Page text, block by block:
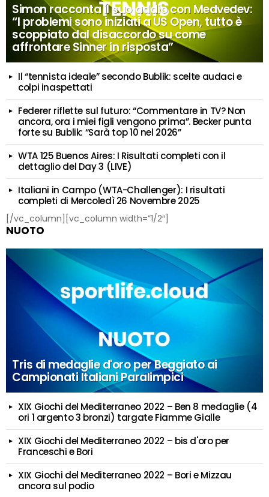
Simon racconta il suo addio con Medvedev:
“I problemi sono iniziati a US Open, tutto è
scoppiato dal disaccordo su come
affrontare Sinner in risposta”
Il “tennista ideale” secondo Bublik: scelte audaci e
colpi inaspettati
Federer riflette sul futuro: “Commentare in TV? Non
ancora, ora i miei figli vengono prima”. Becker punta
forte su Bublik: “Sarà top 10 nel 2026”
WTA 125 Buenos Aires: I Risultati completi con il
dettaglio del Day 3 (LIVE)
Italiani in Campo (WTA-Challenger): I risultati
completi di Mercoledì 26 Novembre 2025
[/vc_column][vc_column width=”1/2″]
NUOTO
Tris di medaglie d'oro per Beggiato ai
Campionati Italiani Paralimpici
XIX Giochi del Mediterraneo 2022 – Ben 8 medaglie (4
ori 1 argento 3 bronzi) targate Fiamme Gialle
XIX Giochi del Mediterraneo 2022 – bis d'oro per
Franceschi e Bori
XIX Giochi del Mediterraneo 2022 – Bori e Mizzau
ancora sul podio